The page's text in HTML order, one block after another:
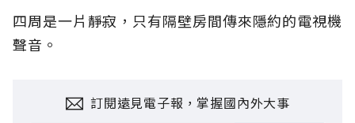
四周是一片靜寂，只有隔壁房間傳來隱約的電視機
聲音。
訂閱遠見電子報，掌握國內外大事